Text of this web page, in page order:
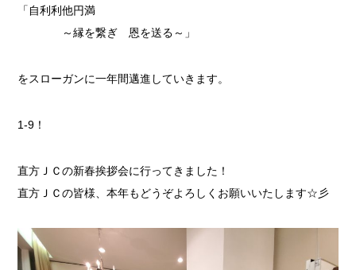
「自利利他円満
～縁を繋ぎ 恩を送る～」
をスローガンに一年間邁進していきます。
1-9！
直方ＪＣの新春挨拶会に行ってきました！
直方ＪＣの皆様、本年もどうぞよろしくお願いいたします☆彡